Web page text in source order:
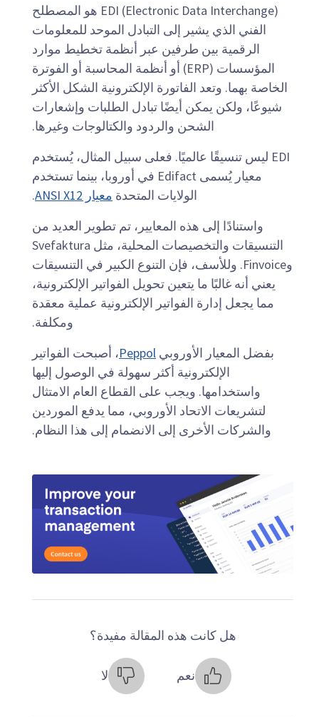
EDI (Electronic Data Interchange) هو المصطلح
الفني الذي يشير إلى التبادل الموحد للمعلومات
الرقمية بين طرفين عبر أنظمة تخطيط موارد
المؤسسات (ERP) أو أنظمة المحاسبة أو الفوترة
الخاصة بهما. وتعد الفاتورة الإلكترونية الشكل الأكثر
شيوعًا، ولكن يمكن أيضًا تبادل الطلبات وإشعارات
الشحن والردود والكتالوجات وغيرها.
EDI ليس تنسيقًا عالميًا. فعلى سبيل المثال، يُستخدم
معيار يُسمى Edifact في أوروبا، بينما تستخدم
الولايات المتحدة معيار ANSI X12
.
واستنادًا إلى هذه المعايير، تم تطوير العديد من
التنسيقات والتخصيصات المحلية، مثل Svefaktura
وFinvoice. وللأسف، فإن التنوع الكبير في التنسيقات
يعني أنه غالبًا ما يتعين تحويل الفواتير الإلكترونية،
مما يجعل إدارة الفواتير الإلكترونية عملية معقدة
ومكلفة.
بفضل المعيار الأوروبي Peppol، أصبحت الفواتير
الإلكترونية أكثر سهولة في الوصول إليها
واستخدامها. ويجب على القطاع العام الامتثال
لتشريعات الاتحاد الأوروبي، مما يدفع الموردين
والشركات الأخرى إلى الانضمام إلى هذا النظام.
هل كانت هذه المقالة مفيدة؟
نعم لا